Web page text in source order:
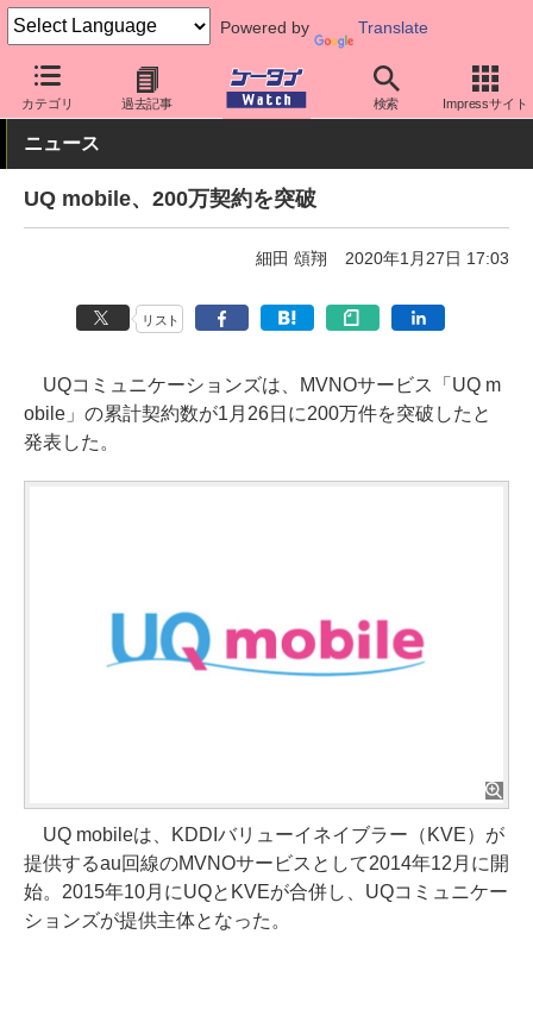
Powered by Translate
カテゴリ 過去記事 検索 Impressサイト
ケータイ Watch キャリア UQ その他
ニュース
UQ mobile、200万契約を突破
細田 頌翔 2020年1月27日 17:03
リスト
UQコミュニケーションズは、MVNOサービス「UQ m
obile」の累計契約数が1月26日に200万件を突破したと
発表した。
UQ mobileは、KDDIバリューイネイブラー（KVE）が
提供するau回線のMVNOサービスとして2014年12月に開
始。2015年10月にUQとKVEが合併し、UQコミュニケー
ションズが提供主体となった。